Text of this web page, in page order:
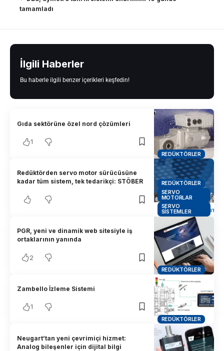
tamamladı
İlgili Haberler
Bu haberle ilgili benzer içerikleri keşfedin!
REDÜKTÖRLER
Gıda sektörüne özel nord çözümleri
1
REDÜKTÖRLER
SERVO
MOTORLAR
SERVO
SISTEMLER
Redüktörden servo motor sürücüsüne
kadar tüm sistem, tek tedarikçi: STÖBER
REDÜKTÖRLER
PGR, yeni ve dinamik web sitesiyle iş
ortaklarının yanında
2
REDÜKTÖRLER
Zambello İzleme Sistemi
1
Neugart’tan yeni çevrimiçi hizmet:
Analog bileşenler için dijital bilgi